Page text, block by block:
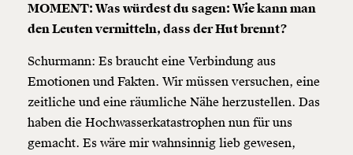
MOMENT: Was würdest du sagen: Wie kann man
den Leuten vermitteln, dass der Hut brennt?
Schurmann: Es braucht eine Verbindung aus
Emotionen und Fakten. Wir müssen versuchen, eine
zeitliche und eine räumliche Nähe herzustellen. Das
haben die Hochwasserkatastrophen nun für uns
gemacht. Es wäre mir wahnsinnig lieb gewesen,